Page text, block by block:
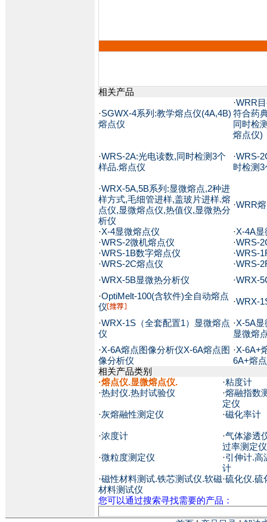
相关产品
·SGWX-4系列:教学熔点仪(4A,4B)
熔点仪
·WRR
符合药
同时检
熔点仪)
·WRS-2A:光电读数,同时检测3个
样品.熔点仪
·WRS-
时检测
·WRX-5A,5B系列:显微熔点,2种进
样方式,毛细管进样,盖玻片进样.熔
点仪,显微熔点仪,热值仪,显微热分
析仪
·WRR
·X-4显微熔点仪 ·X-4A显
·WRS-2微机熔点仪 ·WRS-
·WRS-1B数字熔点仪 ·WRS-
·WRS-2C熔点仪 ·WRS-
·WRX-5B显微热分析仪 ·WRX-
·OptiMelt-100(含软件)全自动熔点
仪
·WRX-
·WRX-1S（全套配置1）显微熔点
仪
·X-5A显
显微熔
·X-6A熔点图像分析仪X-6A熔点图
像分析仪
·X-6A+
6A+熔
相关产品类别
·熔点仪.显微熔点仪. ·粘度计
·热封仪.热封试验仪 ·熔融指数
定仪
·灰熔融性测定仪 ·磁化率计
·浓度计 ·气体渗透
过率测定仪
·微粒度测定仪 ·引伸计.高
计
·磁性材料测试.铁芯测试仪.软磁
材料测试仪
·硫化仪.硫
您可以通过搜索寻找需要的产品：